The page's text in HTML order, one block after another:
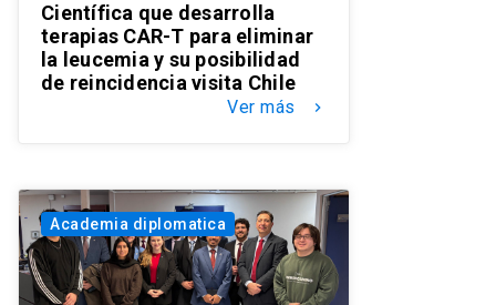
Científica que desarrolla
terapias CAR-T para eliminar
la leucemia y su posibilidad
de reincidencia visita Chile
Ver más keyboard_arrow_right
Academia diplomatica